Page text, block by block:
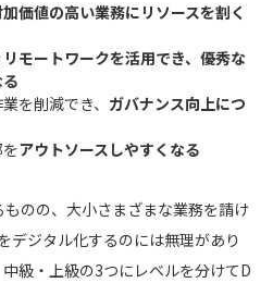
価値の高い業務にリソースを割く
リモートワークを活用でき、優秀な
を削減でき、 ガバナンス向上につ
アウトソースしやすくなる
のの、大小さまざまな業務を請け
デジタル化するのには無理があり
級・上級の3つにレベルを分けてD